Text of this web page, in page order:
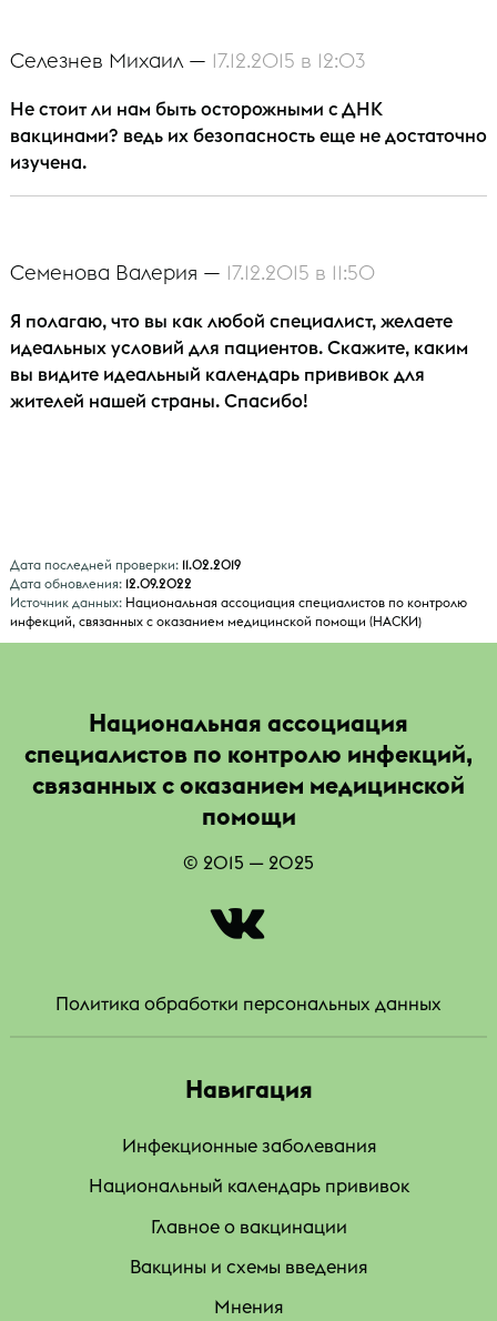
Селезнев Михаил — 17.12.2015 в 12:03
Не стоит ли нам быть осторожными с ДНК
вакцинами? ведь их безопасность еще не достаточно
изучена.
Семенова Валерия — 17.12.2015 в 11:50
Я полагаю, что вы как любой специалист, желаете
идеальных условий для пациентов. Скажите, каким
вы видите идеальный календарь прививок для
жителей нашей страны. Спасибо!
Дата последней проверки: 11.02.2019
Дата обновления: 12.09.2022
Источник данных: Национальная ассоциация специалистов по контролю
инфекций, связанных с оказанием медицинской помощи (НАСКИ)
Национальная ассоциация
специалистов по контролю инфекций,
связанных с оказанием медицинской
помощи
© 2015 — 2025
|
Политика обработки персональных данных
Навигация
Инфекционные заболевания
Национальный календарь прививок
Главное о вакцинации
Вакцины и схемы введения
Мнения